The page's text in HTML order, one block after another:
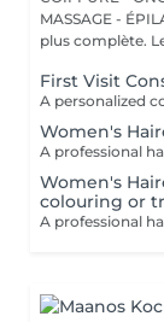
MASSAGE - ÉPILATION Strassen, c'est NUU
plus complète.
First Visit
Women's
Women's
colouring or